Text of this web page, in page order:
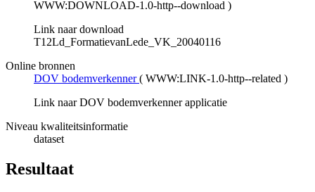
WWW:DOWNLOAD-1.0-http--download )
Link naar download
T12Ld_FormatievanLede_VK_20040116
Online bronnen
DOV bodemverkenner ( WWW:LINK-1.0-http--related )
Link naar DOV bodemverkenner applicatie
Niveau kwaliteitsinformatie
dataset
Resultaat